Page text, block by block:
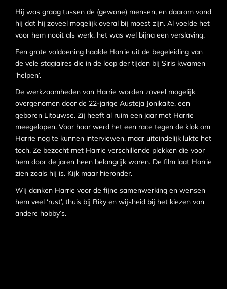
Hij was graag tussen de (gewone) mensen, en daarom vond
hij dat hij zoveel mogelijk overal bij moest zijn. Al voelde het
voor hem nooit als werk, het was wel bijna een verslaving.
Een grote voldoening haalde Harrie uit de begeleiding van
de vele stagiaires die in de loop der tijden bij Siris kwamen
‘helpen’.
De werkzaamheden van Harrie worden zoveel mogelijk
overgenomen door de 22-jarige Austeja Jonikaite, een
geboren Litouwse. Zij heeft al ruim een jaar met Harrie
meegelopen. Voor haar werd het een race tegen de klok om
Harrie nog te kunnen interviewen, maar uiteindelijk lukte het
toch. Ze bezocht met Harrie verschillende plekken die voor
hem door de jaren heen belangrijk waren. De film laat Harrie
zien zoals hij is. Kijk maar hieronder.
Wij danken Harrie voor de fijne samenwerking en wensen
hem veel ‘rust’, thuis bij Riky en wijsheid bij het kiezen van
andere hobby’s.